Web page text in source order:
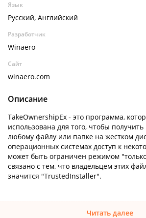
Язык
Русский, Английский
Разработчик
Winaero
Сайт
winaero.com
Описание
TakeOwnershipEx - это программа,
использована для того, чтобы
любому файлу или папке на жестком
операционных системах доступ к
может быть ограничен режимом
связано с тем, что владельцем этих
значится "TrustedInstaller".
Читать далее